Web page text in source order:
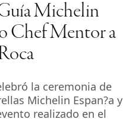
Michelin
Chef Mentor a
la ceremonia de
Michelin Espan?a y
realizado en el